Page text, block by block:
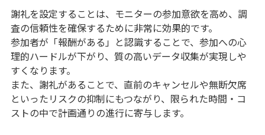
謝礼を設定することは、モニターの参加意欲を高め、調
査の信頼性を確保するために非常に効果的です。
参加者が「報酬がある」と認識することで、参加への心
理的ハードルが下がり、質の高いデータ収集が実現しや
すくなります。
また、謝礼があることで、直前のキャンセルや無断欠席
といったリスクの抑制にもつながり、限られた時間・コ
ストの中で計画通りの進行に寄与します。